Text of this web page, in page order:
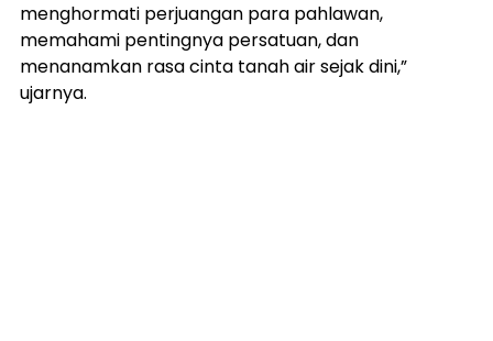
menghormati perjuangan para pahlawan,
memahami pentingnya persatuan, dan
menanamkan rasa cinta tanah air sejak dini,”
ujarnya.